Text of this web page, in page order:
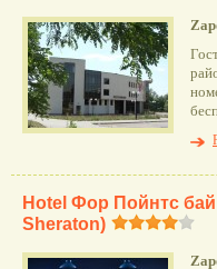
Hotel Фор Пойнтс
Sheraton)